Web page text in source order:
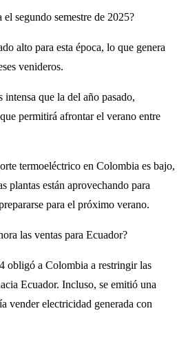
segundo semestre de 2025?
alto para esta época, lo que genera
venideros.
intensa que la del año pasado,
permitirá afrontar el verano entre
termoeléctrico en Colombia es bajo,
plantas están aprovechando para
para el próximo verano.
las ventas para Ecuador?
obligó a Colombia a restringir las
Ecuador. Incluso, se emitió una
vender electricidad generada con